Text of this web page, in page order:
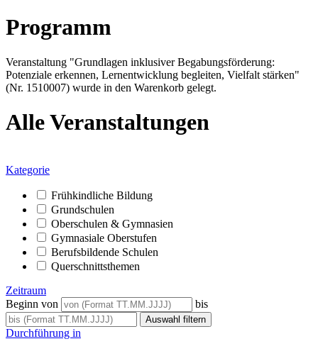
Programm
Veranstaltung "Grundlagen inklusiver Begabungsförderung:
Potenziale erkennen, Lernentwicklung begleiten, Vielfalt stärken"
(Nr. 1510007) wurde in den Warenkorb gelegt.
Alle Veranstaltungen
Kategorie
Frühkindliche Bildung
Grundschulen
Oberschulen & Gymnasien
Gymnasiale Oberstufen
Berufsbildende Schulen
Querschnittsthemen
Zeitraum
Beginn von
bis
Durchführung in